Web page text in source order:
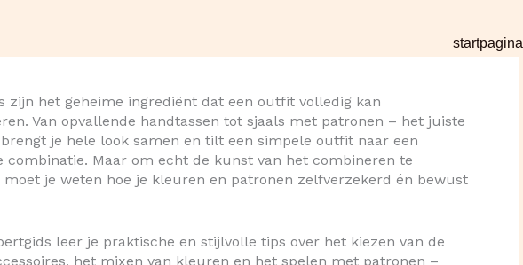
startpagina
zijn het geheime ingrediënt dat een outfit volledig kan
Van opvallende handtassen tot sjaals met patronen – het juiste
je hele look samen en tilt een simpele outfit naar een
combinatie. Maar om echt de kunst van het combineren te
moet je weten hoe je kleuren en patronen zelfverzekerd én bewust
leer je praktische en stijlvolle tips over het kiezen van de
het mixen van kleuren en het spelen met patronen –